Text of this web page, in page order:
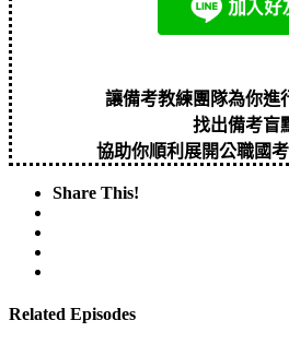
讓備考教練團隊為你進
找出備考盲
協助你順利展開公職國
Share This!
Related Episodes